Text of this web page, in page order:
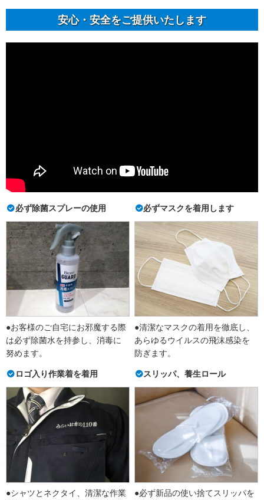
安⼼・安全をご提供いたします
必ず除菌スプレーの使用
●お客様のご自宅にお邪魔する際
は必ず除菌水を持参し、消毒に
努めます。
必ずマスクを着用します
●清潔なマスクの着用を徹底し、
あらゆるウイルスの飛沫感染を
防ぎます。
ロゴ入り作業着を着用
●シャツとネクタイ、清潔な作業
スリッパ、養生ロール
●必ず新品の使い捨てスリッパを